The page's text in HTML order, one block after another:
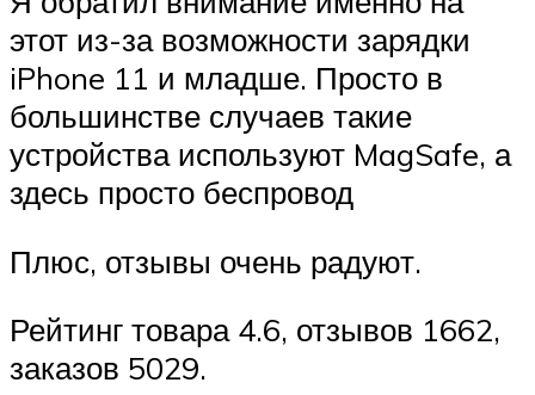
этот из-за возможности зарядки
iPhone 11 и младше. Просто в
большинстве случаев такие
устройства используют MagSafe, а
здесь просто беспровод
Плюс, отзывы очень радуют.
Рейтинг товара 4.6, отзывов 1662,
заказов 5029.